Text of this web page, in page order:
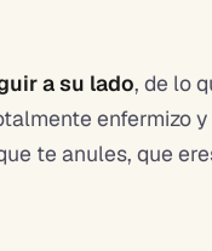
a su lado, de lo
enfermizo
te anules, que